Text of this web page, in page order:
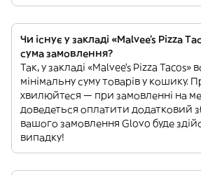
Чи існує у закладі «Malvee’s Pizza
сума замовлення?
Так, у закладі «Malvee’s Pizza Tacos»
мінімальну суму товарів у кошику.
хвилюйтеся — при замовленні на
доведеться оплатити додатковий
вашого замовлення Glovo буде
випадку!